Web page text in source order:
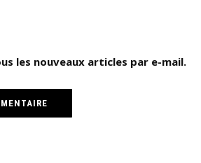
les nouveaux articles par e-mail.